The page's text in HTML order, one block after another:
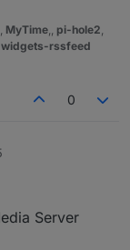
MyTime pi-hole2
rssfeed
0
Server